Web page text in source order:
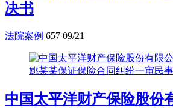
决书
法院案例 657 09/21
中国太平洋财产保险股份